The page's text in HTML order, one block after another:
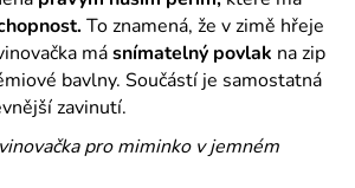
To znamená, že v zimě hřeje
másnímatelný povlak na zip
bavlny. Součástí je samostatná
zavinutí.
pro miminko v jemném